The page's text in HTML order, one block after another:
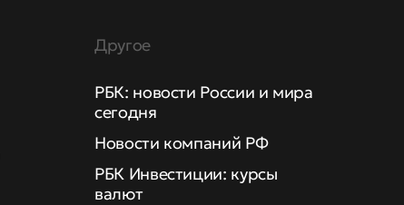
Другое
РБК: новости России и мира
сегодня
Новости компаний РФ
РБК Инвестиции: курсы
валют